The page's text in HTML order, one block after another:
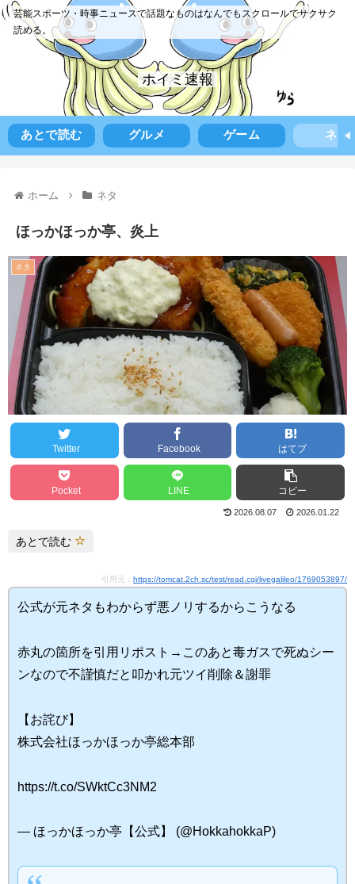
芸能スポーツ・時事ニュースで話題なものはなんでもスクロールでサクサク
読める。
ホイミ速報
あとで読む グルメ ゲーム ネタ
ホーム ネタ
ほっかほっか亭、炎上
ネタ
Twitter Facebook はてブ
Pocket LINE コピー
2026.08.07 2026.01.22
あとで読む
引用元： https://tomcat.2ch.sc/test/read.cgi/livegalileo/1769053897/
公式が元ネタもわからず悪ノリするからこうなる
赤丸の箇所を引用リポスト→このあと毒ガスで死ぬシー
ンなので不謹慎だと叩かれ元ツイ削除＆謝罪
【お詫び】
株式会社ほっかほっか亭総本部
https://t.co/SWktCc3NM2
— ほっかほっか亭【公式】 (@HokkahokkaP)